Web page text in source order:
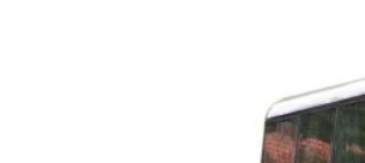
Tajemnica paragonów grozy.